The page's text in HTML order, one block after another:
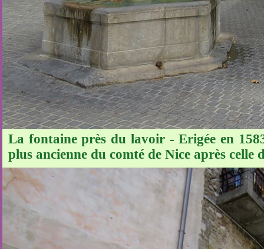
La fontaine près du lavoir - Erigée en
plus ancienne du comté de Nice après celle